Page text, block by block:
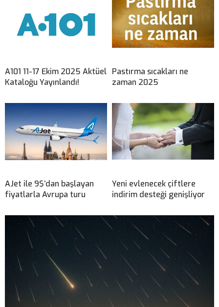
A101 11-17 Ekim 2025 Aktüel
Kataloğu Yayınlandı!
Pastırma sıcakları ne
zaman 2025
AJet ile 9$’dan başlayan
fiyatlarla Avrupa turu
Yeni evlenecek çiftlere
indirim desteği genişliyor